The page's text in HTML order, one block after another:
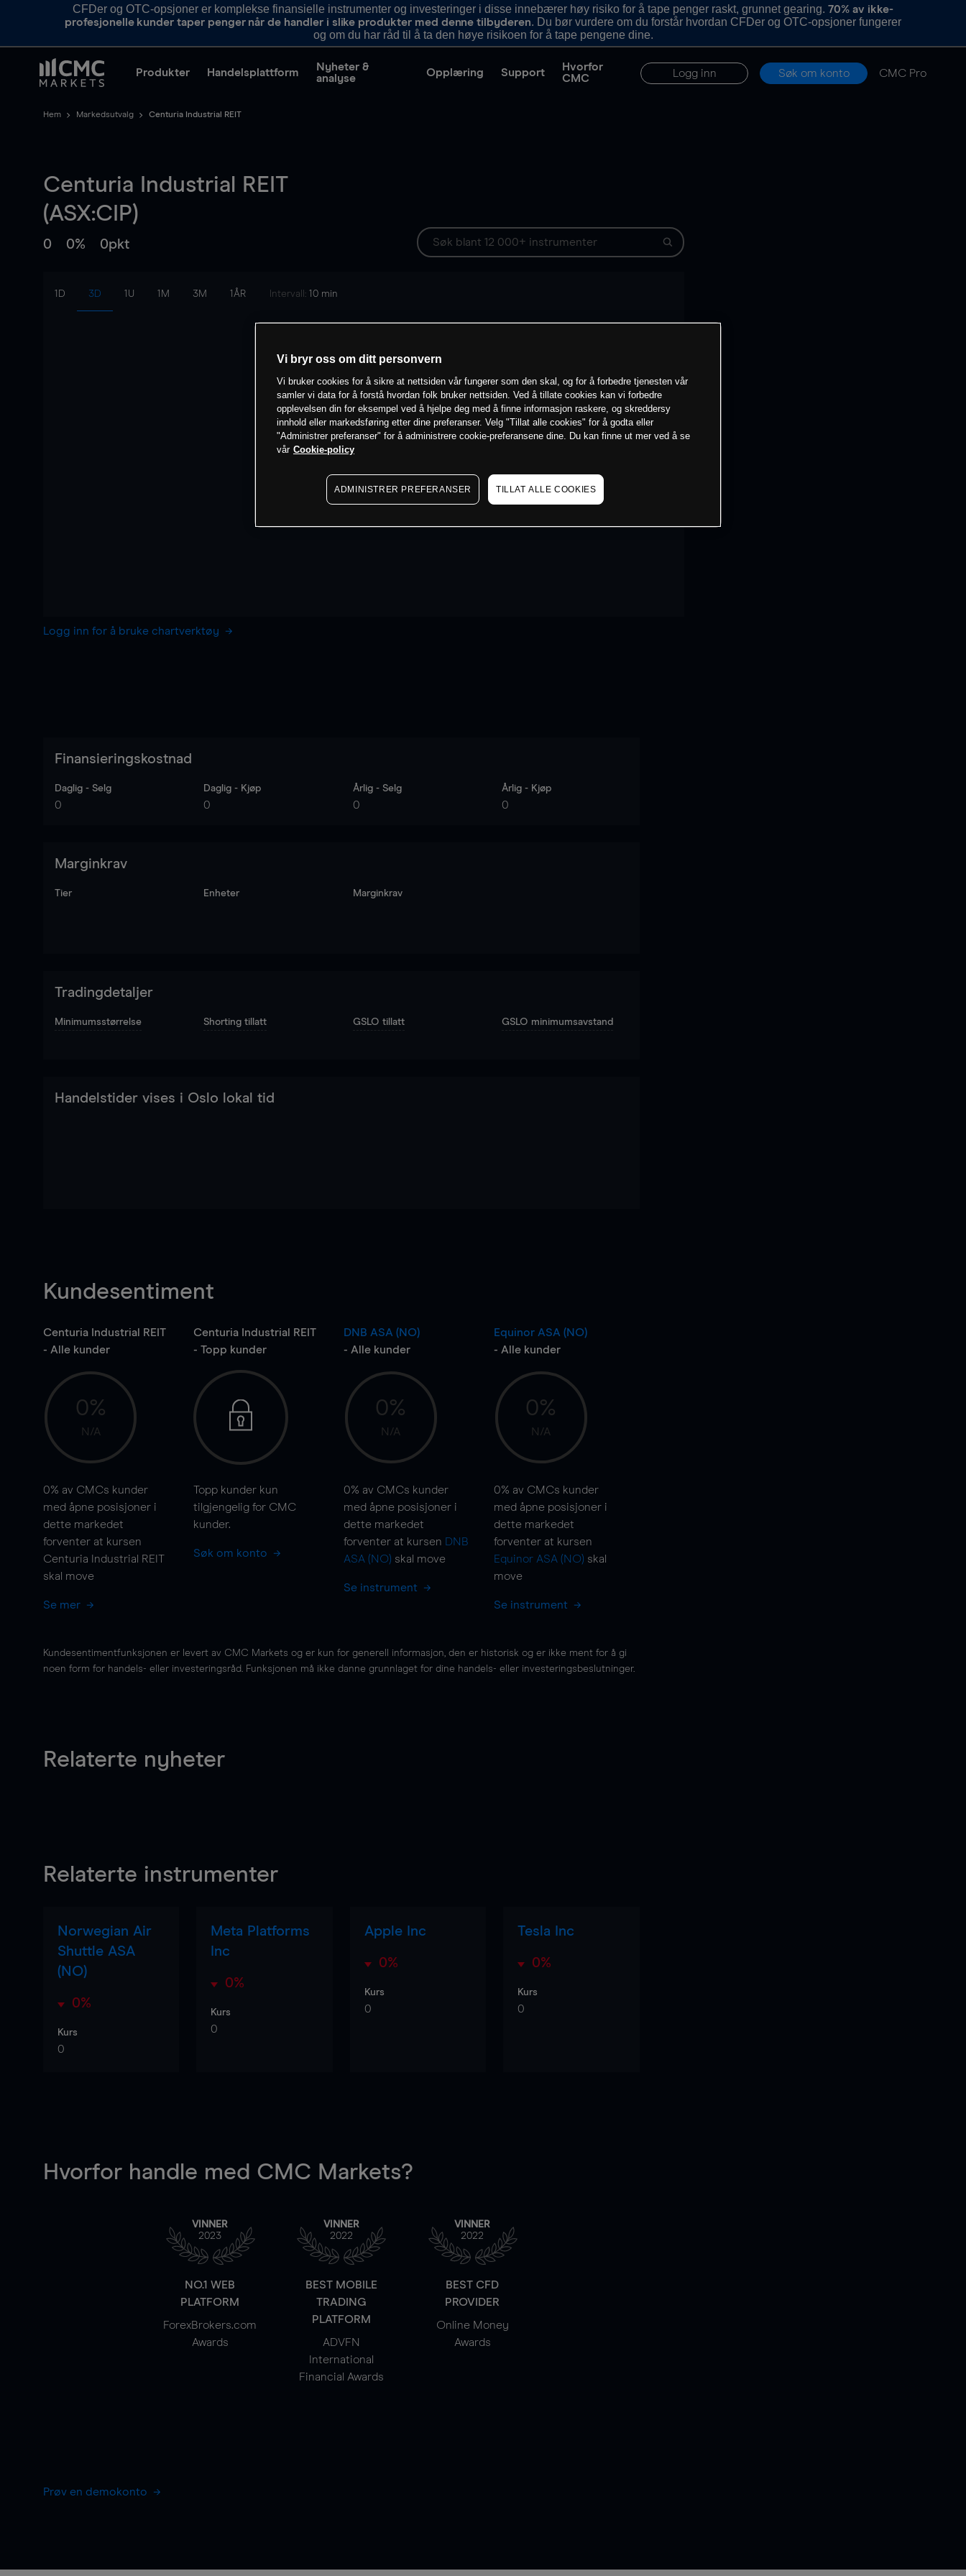
CFDer og OTC-opsjoner er komplekse finansielle instrumenter og investeringer i disse innebærer høy risiko for å tape penger raskt, grunnet gearing.70% av ikke-
profesjonelle kunder taper penger når de handler i slike produkter med denne tilbyderen. Du bør vurdere om du forstår hvordan CFDer og OTC-opsjoner fungerer
og om du har råd til å ta den høye risikoen for å tape pengene dine.
Produkter Handelsplattform
Nyheter &
analyse
Opplæring Support
Hvorfor
CMC
Logg inn Søk om konto CMC Pro
Hem Markedsutvalg Centuria Industrial REIT
Centuria Industrial REIT
(ASX:CIP)
0 0% 0pkt
1D 3D 1U 1M 3M 1ÅR Intervall: 10 min
Logg inn for å bruke chartverktøy
Finansieringskostnad
Daglig - Selg
0
Daglig - Kjøp
0
Årlig - Selg
0
Årlig - Kjøp
0
Marginkrav
Tier Enheter Marginkrav
Tradingdetaljer
Minimumsstørrelse Shorting tillatt GSLO tillatt GSLO minimumsavstand
Handelstider vises i Oslo lokal tid
Kundesentiment
Centuria Industrial REIT
- Alle kunder
0%
N/A
0% av CMCs kunder
med åpne posisjoner i
dette markedet
forventer at kursen
Centuria Industrial REIT
skal move
Se mer
Centuria Industrial REIT
- Topp kunder
Topp kunder kun
tilgjengelig for CMC
kunder.
Søk om konto
DNB ASA (NO)
- Alle kunder
0%
N/A
0% av CMCs kunder
med åpne posisjoner i
dette markedet
forventer at kursen DNB
ASA (NO) skal move
Se instrument
Equinor ASA (NO)
- Alle kunder
0%
N/A
0% av CMCs kunder
med åpne posisjoner i
dette markedet
forventer at kursen
Equinor ASA (NO) skal
move
Se instrument
Kundesentimentfunksjonen er levert av CMC Markets og er kun for generell informasjon, den er historisk og er ikke ment for å gi
noen form for handels- eller investeringsråd. Funksjonen må ikke danne grunnlaget for dine handels- eller investeringsbeslutninger.
Relaterte nyheter
Relaterte instrumenter
Norwegian Air
Shuttle ASA
(NO)
0%
Kurs
0
Meta Platforms
Inc
0%
Kurs
0
Apple Inc
0%
Kurs
0
Tesla Inc
0%
Kurs
0
Hvorfor handle med CMC Markets?
VINNER
2023
NO.1 WEB
PLATFORM
ForexBrokers.com
Awards
VINNER
2022
BEST MOBILE
TRADING
PLATFORM
ADVFN
International
Financial Awards
VINNER
2022
BEST CFD
PROVIDER
Online Money
Awards
Prøv en demokonto
Vi bryr oss om ditt personvern
Vi bruker cookies for å sikre at nettsiden vår fungerer som den skal, og for å forbedre tjenesten vår
samler vi data for å forstå hvordan folk bruker nettsiden. Ved å tillate cookies kan vi forbedre
opplevelsen din for eksempel ved å hjelpe deg med å finne informasjon raskere, og skreddersy
innhold eller markedsføring etter dine preferanser. Velg "Tillat alle cookies" for å godta eller
"Administrer preferanser" for å administrere cookie-preferansene dine. Du kan finne ut mer ved å se
vår Cookie-policy
ADMINISTRER PREFERANSER TILLAT ALLE COOKIES